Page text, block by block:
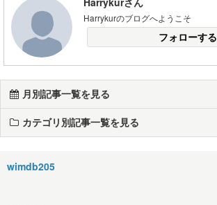
Harrykurのブログへようこそ
フォローする
月別記事一覧を見る
カテゴリ別記事一覧を見る
wimdb205